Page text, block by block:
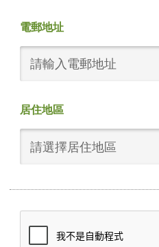
電郵地址
居住地區
請選擇居住地區